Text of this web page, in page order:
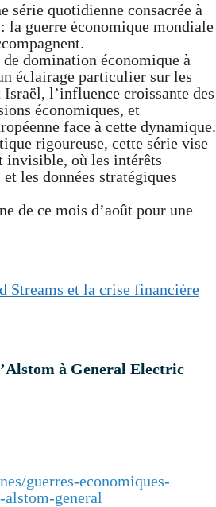
série quotidienne consacrée à
la guerre économique mondiale
domination économique à
éclairage particulier sur les
l’influence croissante des
économiques, et
face à cette dynamique.
rigoureuse, cette série vise
invisible, où les intérêts
les données stratégiques
de ce mois d’août pour une
Streams et la crise financière
à General Electric
guerres-economiques-
general